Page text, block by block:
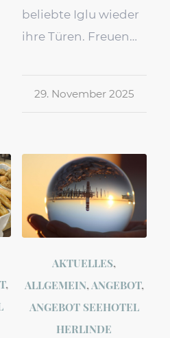
beliebte Iglu wieder
ihre Türen. Freuen…
29. November 2025
,
AKTUELLES,
ALLGEMEIN, ANGEBOT,
ANGEBOT SEEHOTEL
HERLINDE